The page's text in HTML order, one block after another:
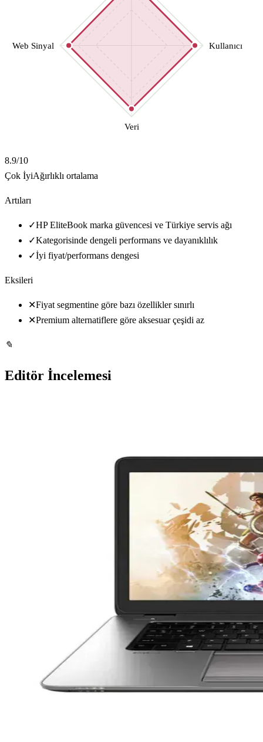
Kullanıcı
Veri
Web Sinyal
8.9/10
Çok İyiAğırlıklı ortalama
Artıları
✓HP EliteBook marka güvencesi ve Türkiye servis ağı
✓Kategorisinde dengeli performans ve dayanıklılık
✓İyi fiyat/performans dengesi
Eksileri
✕Fiyat segmentine göre bazı özellikler sınırlı
✕Premium alternatiflere göre aksesuar çeşidi az
✎
Editör İncelemesi